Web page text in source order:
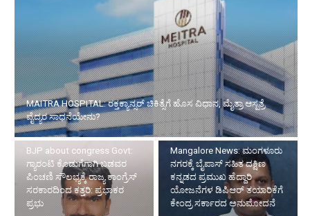
MAITRA HOSPITAL: ರಕ್ತಕ್ಯಾನ್ಸರ್ ಚಿಕಿತ್ಸೆಗೆ ಹೊಸ ವಿಧಾನ, ಮೈತ್ರಾ ಆಸ್ಪತ್ರೆ
ವೈದ್ಯರ ಸಾಧನೆಯೇನು?
BJP about congress Govt:
ಗ್ಯಾರಂಟಿ ಕೊಡುಗೆಗಾಗಿ ಬಡವರ
ಪಿಂಚಣಿ ಸೌಲಭ್ಯಕ್ಕೆ ರಾಜ್ಯ ಕಾಂಗ್ರೆಸ್
ಸರಕಾರದಿಂದ ಕತ್ತರಿ: ಪ್ರಭಾಕರ
ಪ್ರಭು
Mangalore News: ಮಂಗಳೂರು
ನಗರಕ್ಕೆ ಬೈಪಾಸ್‌ ಸಹಿತ ದಕ್ಷಿಣ
ಕನ್ನಡದ ಪ್ರಮುಖ ಹೆದ್ದಾರಿ
ಯೋಜನೆಗಳ ಡಿಪಿಆರ್ ತಯಾರಿಕೆಗೆ
ಕೇಂದ್ರ ಸರ್ಕಾರದ ಅನುಮೋದನೆ